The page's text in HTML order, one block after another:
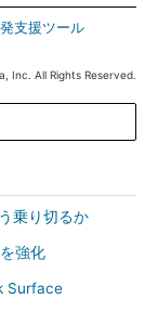
支援ツール
Inc. All Rights Reserved.
乗り切るか
強化
Surface